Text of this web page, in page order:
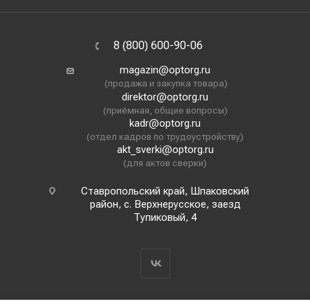
8 (800) 600-90-06
magazin@optorg.ru
(продажа и закупка товара)
direktor@optorg.ru
(приёмная, общие вопросы)
kadr@optorg.ru
(отдел кадров по трудоустройству)
akt_sverki@optorg.ru
(для актов сверки)
Ставропольский край, Шпаковский
район, с. Верхнерусское, заезд
Тупиковый, 4